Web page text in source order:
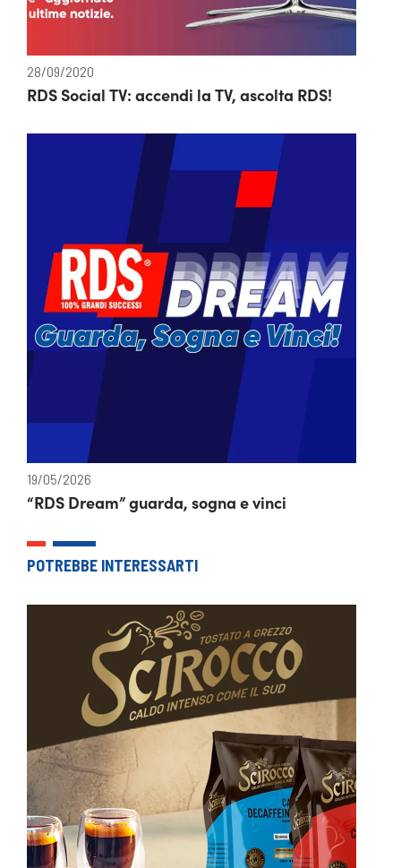
28/09/2020
RDS Social TV: accendi la TV, ascolta RDS!
19/05/2026
“RDS Dream” guarda, sogna e vinci
POTREBBE INTERESSARTI